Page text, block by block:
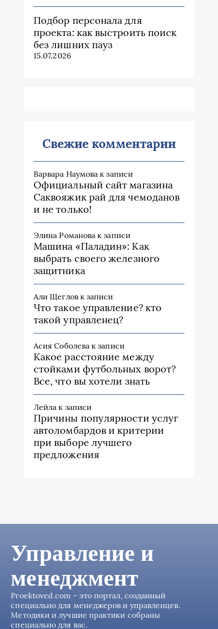
Подбор персонала для
проекта: как выстроить поиск
без лишних пауз
15.07.2026
Свежие комментарии
Варвара Наумова к записи
Официальный сайт магазина
Саквояжик рай для чемоданов
и не только!
Элина Романова к записи
Машина «Паладин»: Как
выбрать своего железного
защитника
Али Щегловк записи
Что такое управление? кто
такой управленец?
Асия Соболева к записи
Какое расстояние между
стойками футбольных ворот?
Все, что вы хотели знать
Лейла к записи
Причины популярности услуг
автоломбардов и критерии
при выборе лучшего
предложения
Управление и
менеджмент
Proektoved.com – это портал, созданный
специально для менеджеров и управленцев.
Методики и лучшие практики собраны
специально для вас.